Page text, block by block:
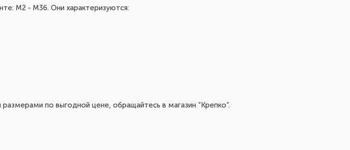
М2 - М36. Они характеризуются:
по выгодной цене, обращайтесь в магазин “Крепко”.